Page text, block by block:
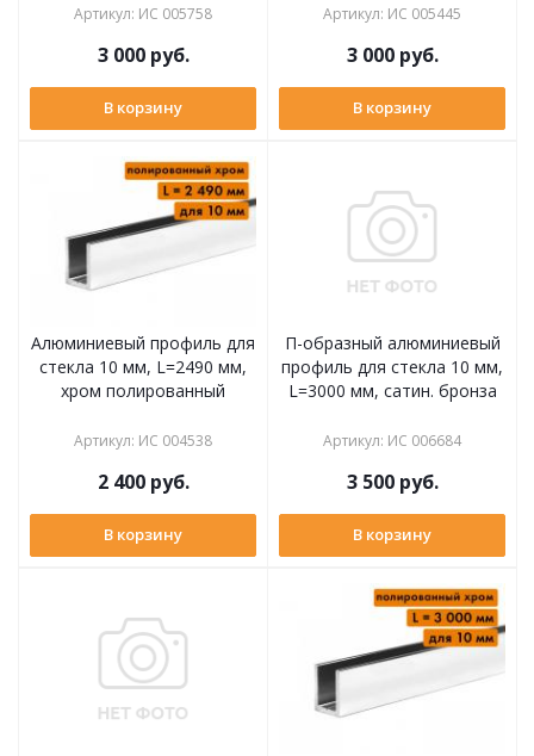
Артикул: ИС 005758
3 000руб.
В корзину
Артикул: ИС 005445
3 000руб.
В корзину
Алюминиевый профиль для
стекла 10 мм, L=2490 мм,
хром полированный
Артикул: ИС 004538
2 400руб.
В корзину
П-образный алюминиевый
профиль для стекла 10 мм,
L=3000 мм, сатин. бронза
Артикул: ИС 006684
3 500руб.
В корзину